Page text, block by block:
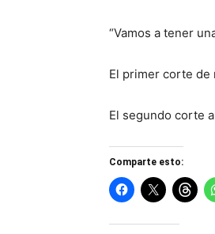
“Vamos a tener
El primer corte
El segundo corte
Comparte esto: